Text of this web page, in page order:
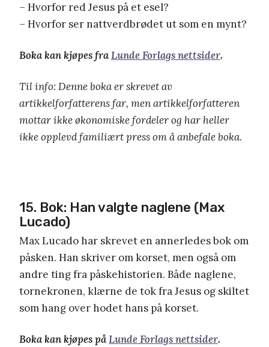
– Hvorfor red Jesus på et esel?
– Hvorfor ser nattverdbrødet ut som en mynt?
Boka kan kjøpes fraLunde Forlags nettsider.
Til info: Denne boka er skrevet av
artikkelforfatterens far, men artikkelforfatteren
mottar ikke økonomiske fordeler og har heller
ikke opplevd familiært press om å anbefale boka.
15. Bok: Han valgte naglene (Max
Lucado)
Max Lucado har skrevet en annerledes bok om
påsken. Han skriver om korset, men også om
andre ting fra påskehistorien. Både naglene,
tornekronen, klærne de tok fra Jesus og skiltet
som hang over hodet hans på korset.
Boka kan kjøpes påLunde Forlags nettsider.